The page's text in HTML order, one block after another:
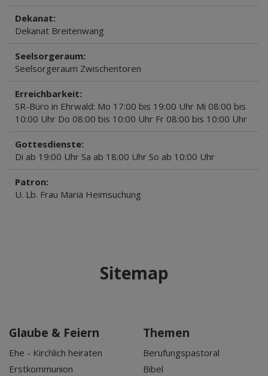
Dekanat:
Dekanat Breitenwang
Seelsorgeraum:
Seelsorgeraum Zwischentoren
Erreichbarkeit:
SR-Büro in Ehrwald: Mo 17:00 bis 19:00 Uhr Mi 08:00 bis
10:00 Uhr Do 08:00 bis 10:00 Uhr Fr 08:00 bis 10:00 Uhr
Gottesdienste:
Di ab 19:00 Uhr Sa ab 18:00 Uhr So ab 10:00 Uhr
Patron:
U. Lb. Frau Mariä Heimsuchung
Sitemap
Glaube & Feiern
Ehe - Kirchlich heiraten
Erstkommunion
Themen
Berufungspastoral
Bibel